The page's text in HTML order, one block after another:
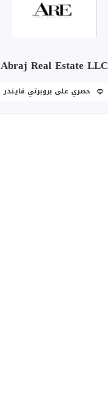
Abraj Real Estate LLC
حصري على بروبرتي فايندر